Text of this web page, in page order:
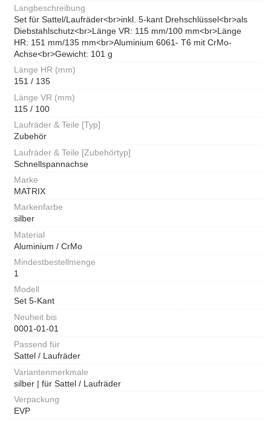
Langbeschreibung
Set für Sattel/Laufräder<br>inkl. 5-kant Drehschlüssel<br>als
Diebstahlschutz<br>Länge VR: 115 mm/100 mm<br>Länge
HR: 151 mm/135 mm<br>Aluminium 6061- T6 mit CrMo-
Achse<br>Gewicht: 101 g
Länge HR (mm)
151 / 135
Länge VR (mm)
115 / 100
Laufräder & Teile [Typ]
Zubehör
Laufräder & Teile [Zubehörtyp]
Schnellspannachse
Marke
MATRIX
Markenfarbe
silber
Material
Aluminium / CrMo
Mindestbestellmenge
1
Modell
Set 5-Kant
Neuheit bis
0001-01-01
Passend für
Sattel / Laufräder
Variantenmerkmale
silber | für Sattel / Laufräder
Verpackung
EVP